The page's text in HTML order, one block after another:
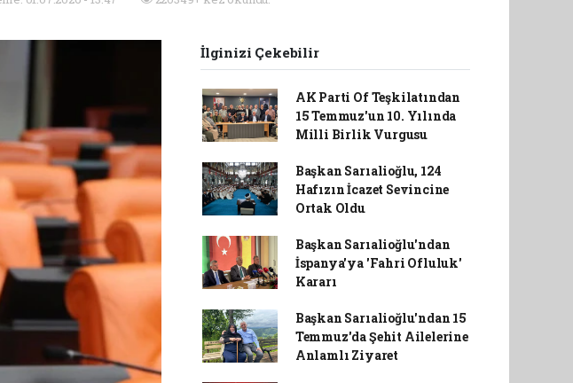
İlginizi Çekebilir
AK Parti Of Teşkilatından
15 Temmuz'un 10. Yılında
Milli Birlik Vurgusu
Başkan Sarıalioğlu, 124
Hafızın İcazet Sevincine
Ortak Oldu
Başkan Sarıalioğlu'ndan
İspanya'ya 'Fahri Ofluluk'
Kararı
Başkan Sarıalioğlu'ndan 15
Temmuz'da Şehit Ailelerine
Anlamlı Ziyaret